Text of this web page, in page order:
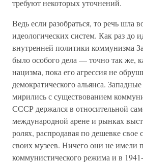
требуют некоторых уточнений.
Ведь если разобраться, то речь шла
идеологических систем. Как раз до
внутренней политики коммунизма
было особого дела — точно так же,
нацизма, пока его агрессия не
демократического альянса.
мирились с существованием
СССР держался в относительной
международной арене и рынках
ролях, распродавая по дешевке свое
своих музеев. Ничего они не имели
коммунистического режима и в